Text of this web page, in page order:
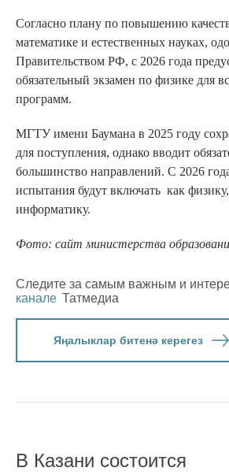
Согласно плану по повышению
математике и естественных науках,
Правительством РФ, с 2026 года
обязательный экзамен по физике для
программ.
МГТУ имени Баумана в 2025 году
для поступления, однако вводит
большинство направлений. С 2026
испытания будут включать как
информатику.
Фото: сайт министерства
Следите за самым важным и
канале Татмедиа
Яңалыклар битенә керегез
В Казани состоится